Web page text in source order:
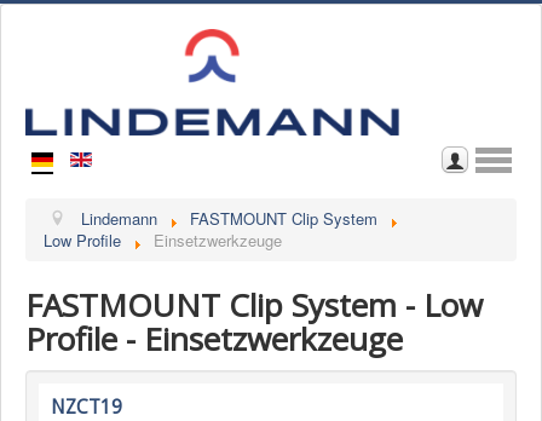
Home
Kontakt
Im Katalog blättern
Download Katalog
Lindemann
FASTMOUNT Clip System
Low Profile
Einsetzwerkzeuge
FASTMOUNT Clip System - Low
Profile - Einsetzwerkzeuge
NZCT19